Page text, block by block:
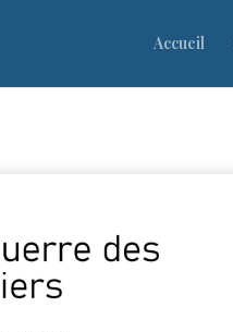
Accueil